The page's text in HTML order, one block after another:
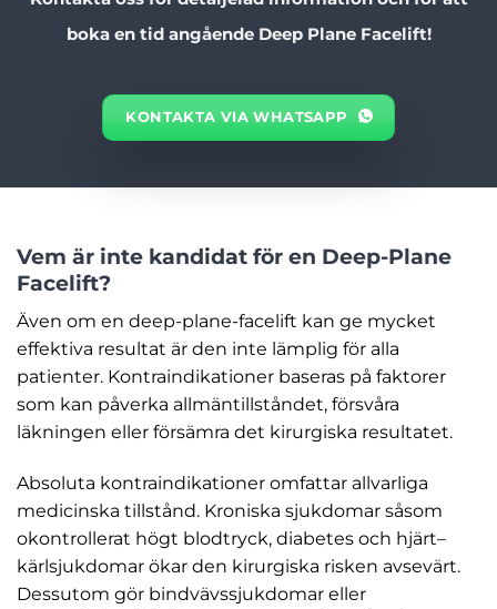
boka en tid angående Deep Plane Facelift!
KONTAKTA VIA WHATSAPP
Vem är inte kandidat för en Deep-Plane
Facelift?
Även om en deep-plane-facelift kan ge mycket
effektiva resultat är den inte lämplig för alla
patienter. Kontraindikationer baseras på faktorer
som kan påverka allmäntillståndet, försvåra
läkningen eller försämra det kirurgiska resultatet.
Absoluta kontraindikationer omfattar allvarliga
medicinska tillstånd. Kroniska sjukdomar såsom
okontrollerat högt blodtryck, diabetes och hjärt–
kärlsjukdomar ökar den kirurgiska risken avsevärt.
Dessutom gör bindvävssjukdomar eller